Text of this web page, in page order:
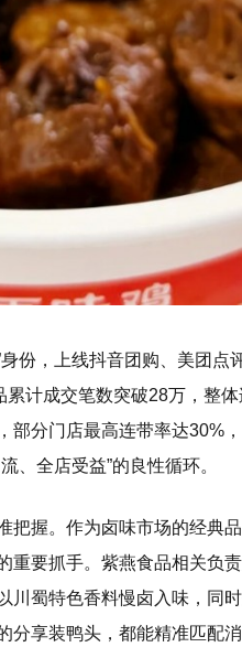
份，上线抖音团购、美团点
计成交笔数突破28万，整
部分门店最高连带率达30%
、全店受益”的良性循环。
把握。作为卤味市场的经典
要抓手。紫燕食品相关负
川蜀特色香料慢卤入味，同
享装鸭头，都能精准匹配